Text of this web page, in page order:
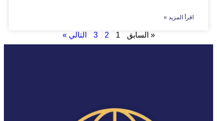
اقرأ المزيد »
« السابق 1
2
3 التالي »